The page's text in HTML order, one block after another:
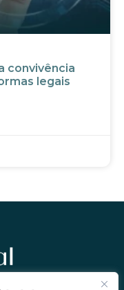
convivência
legais